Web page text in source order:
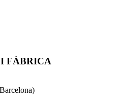
FÀBRICA